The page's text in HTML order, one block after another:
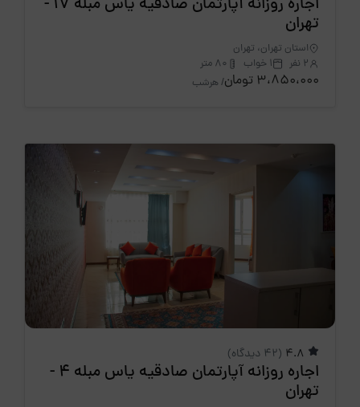
اجاره روزانه آپارتمان صادقیه یاس مبله 17 -
تهران
استان تهران، تهران
2 نفر
1 خواب 80 متر
3،850،000 تومان / هرشب
(42 دیدگاه)
اجاره روزانه آپارتمان صادقیه یاس مبله 4 -
تهران